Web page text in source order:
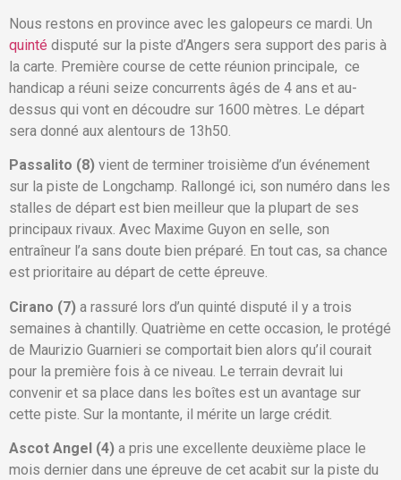
Nous restons en province avec les galopeurs ce mardi. Un
quinté disputé sur la piste d’Angers sera support des paris à
la carte. Première course de cette réunion principale, ce
handicap a réuni seize concurrents âgés de 4 ans et au-
dessus qui vont en découdre sur 1600 mètres. Le départ
sera donné aux alentours de 13h50.
Passalito (8) vient de terminer troisième d’un événement
sur la piste de Longchamp. Rallongé ici, son numéro dans les
stalles de départ est bien meilleur que la plupart de ses
principaux rivaux. Avec Maxime Guyon en selle, son
entraîneur l’a sans doute bien préparé. En tout cas, sa chance
est prioritaire au départ de cette épreuve.
Cirano (7) a rassuré lors d’un quinté disputé il y a trois
semaines à chantilly. Quatrième en cette occasion, le protégé
de Maurizio Guarnieri se comportait bien alors qu’il courait
pour la première fois à ce niveau. Le terrain devrait lui
convenir et sa place dans les boîtes est un avantage sur
cette piste. Sur la montante, il mérite un large crédit.
Ascot Angel (4) a pris une excellente deuxième place le
mois dernier dans une épreuve de cet acabit sur la piste du